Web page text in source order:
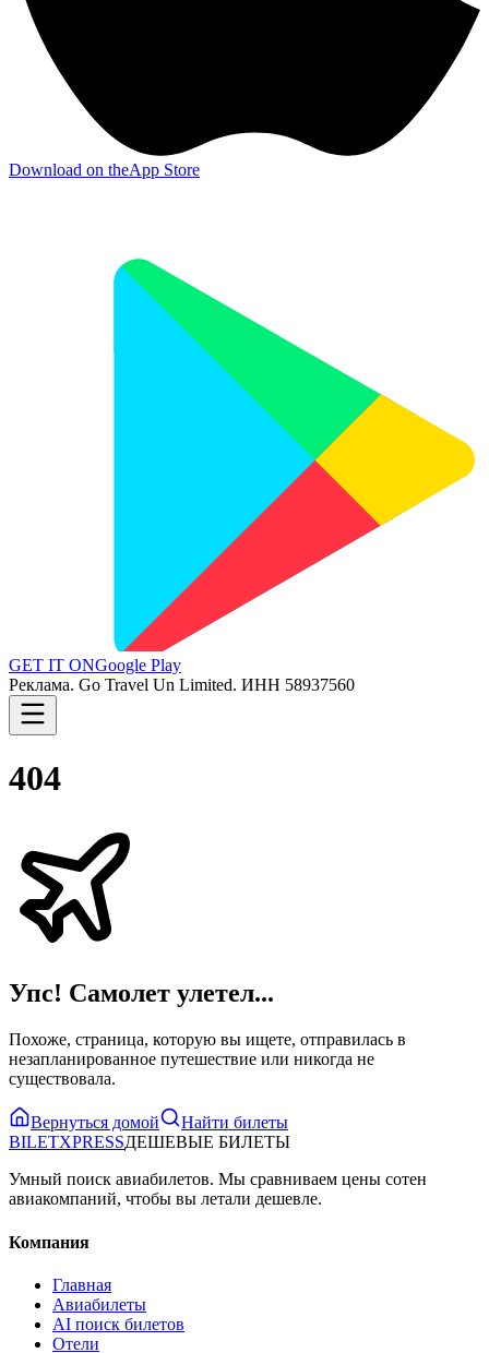
Download on theApp Store
GET IT ONGoogle Play
Реклама. Go Travel Un Limited. ИНН 58937560
404
Упс! Самолет улетел...
Похоже, страница, которую вы ищете, отправилась в
незапланированное путешествие или никогда не
существовала.
Вернуться домой
Найти билеты
BILETXPRESSДЕШЕВЫЕ БИЛЕТЫ
Умный поиск авиабилетов. Мы сравниваем цены сотен
авиакомпаний, чтобы вы летали дешевле.
Компания
Главная
Авиабилеты
AI поиск билетов
Отели